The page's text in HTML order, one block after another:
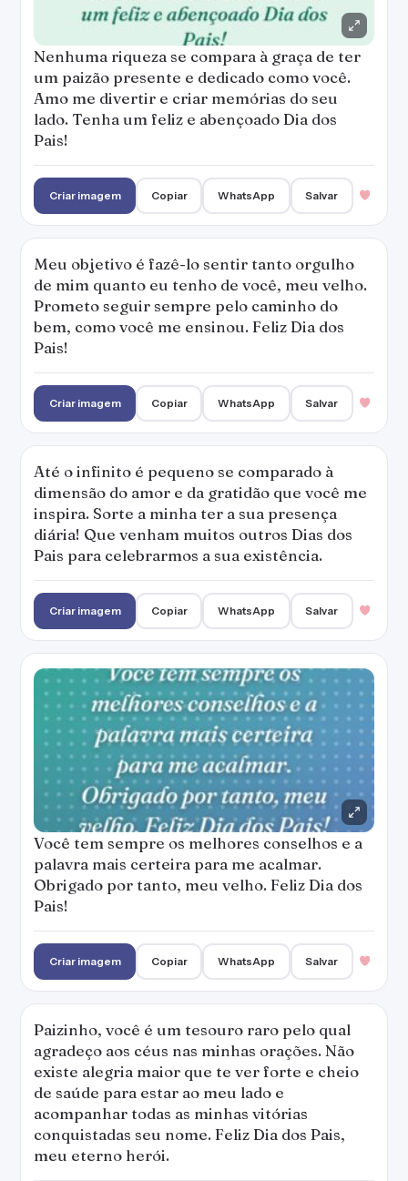
Nenhuma riqueza se compara à graça de ter
um paizão presente e dedicado como você.
Amo me divertir e criar memórias do seu
lado. Tenha um feliz e abençoado Dia dos
Pais!
Criar imagem Copiar WhatsApp Salvar
Meu objetivo é fazê-lo sentir tanto orgulho
de mim quanto eu tenho de você, meu velho.
Prometo seguir sempre pelo caminho do
bem, como você me ensinou. Feliz Dia dos
Pais!
Criar imagem Copiar WhatsApp Salvar
Até o infinito é pequeno se comparado à
dimensão do amor e da gratidão que você me
inspira. Sorte a minha ter a sua presença
diária! Que venham muitos outros Dias dos
Pais para celebrarmos a sua existência.
Criar imagem Copiar WhatsApp Salvar
Você tem sempre os melhores conselhos e a
palavra mais certeira para me acalmar.
Obrigado por tanto, meu velho. Feliz Dia dos
Pais!
Criar imagem Copiar WhatsApp Salvar
Paizinho, você é um tesouro raro pelo qual
agradeço aos céus nas minhas orações. Não
existe alegria maior que te ver forte e cheio
de saúde para estar ao meu lado e
acompanhar todas as minhas vitórias
conquistadas seu nome. Feliz Dia dos Pais,
meu eterno herói.